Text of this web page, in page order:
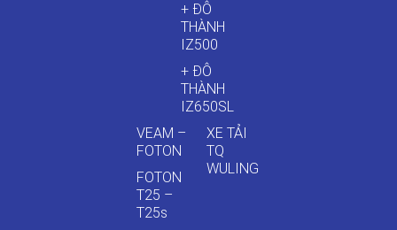
+ ĐÔ
THÀNH
IZ500
+ ĐÔ
THÀNH
IZ650SL
VEAM –
FOTON
FOTON
T25 –
T25s
XE TẢI
TQ
WULING